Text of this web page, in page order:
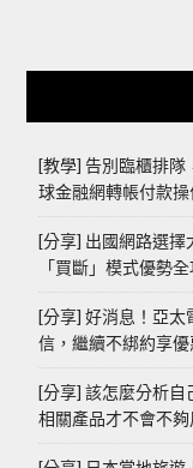
[教學] 告別臨櫃排隊
球金融網轉帳付款操
[分享] 出國網路選擇
「買斷」模式優勢全
[分享] 好消息！亞太
信，繼續不綁約享優
[分享] 該怎麼分析自
相關產品才不會不夠